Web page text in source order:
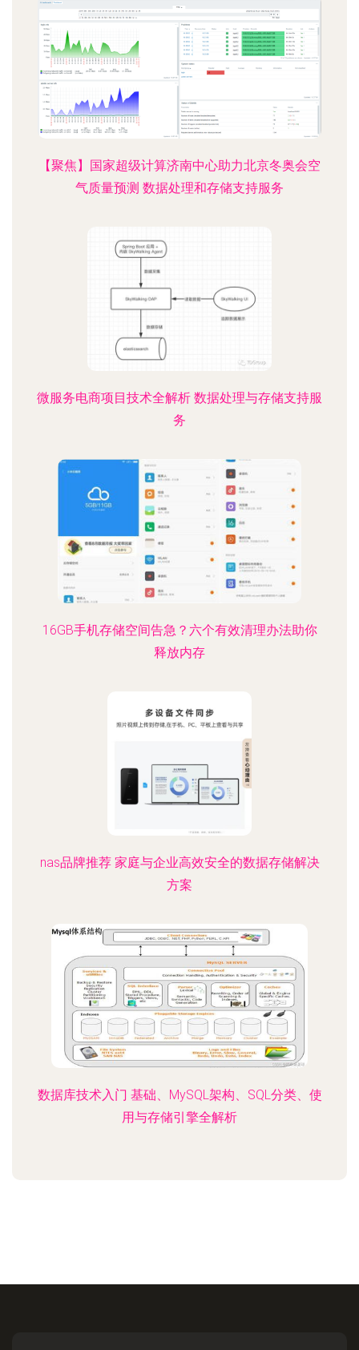
【聚焦】国家超级计算济南中心助力北京冬奥会空
气质量预测 数据处理和存储支持服务
微服务电商项目技术全解析 数据处理与存储支持服
务
16GB手机存储空间告急？六个有效清理办法助你
释放内存
nas品牌推荐 家庭与企业高效安全的数据存储解决
方案
数据库技术入门 基础、MySQL架构、SQL分类、使
用与存储引擎全解析